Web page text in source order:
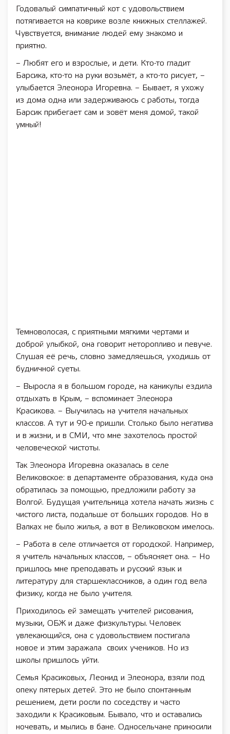
Годовалый симпатичный кот с удовольствием
потягивается на коврике возле книжных стеллажей.
Чувствуется, внимание людей ему знакомо и
приятно.
– Любят его и взрослые, и дети. Кто-то гладит
Барсика, кто-то на руки возьмёт, а кто-то рисует, –
улыбается Элеонора Игоревна. – Бывает, я ухожу
из дома одна или задерживаюсь с работы, тогда
Барсик прибегает сам и зовёт меня домой, такой
умный!
Темноволосая, с приятными мягкими чертами и
доброй улыбкой, она говорит неторопливо и певуче.
Слушая её речь, словно замедляешься, уходишь от
будничной суеты.
– Выросла я в большом городе, на каникулы ездила
отдыхать в Крым, – вспоминает Элеонора
Красикова. – Выучилась на учителя начальных
классов. А тут и 90-е пришли. Столько было негатива
и в жизни, и в СМИ, что мне захотелось простой
человеческой чистоты.
Так Элеонора Игоревна оказалась в селе
Великовское: в департаменте образования, куда она
обратилась за помощью, предложили работу за
Волгой. Будущая учительница хотела начать жизнь с
чистого листа, подальше от больших городов. Но в
Валках не было жилья, а вот в Великовском имелось.
– Работа в селе отличается от городской. Например,
я учитель начальных классов, – объясняет она. – Но
пришлось мне преподавать и русский язык и
литературу для старшеклассников, а один год вела
физику, когда не было учителя.
Приходилось ей замещать учителей рисования,
музыки, ОБЖ и даже физкультуры. Человек
увлекающийся, она с удовольствием постигала
новое и этим заражала своих учеников. Но из
школы пришлось уйти.
Семья Красиковых, Леонид и Элеонора, взяли под
опеку пятерых детей. Это не было спонтанным
решением, дети росли по соседству и часто
заходили к Красиковым. Бывало, что и оставались
ночевать, и мылись в бане. Односельчане приносили